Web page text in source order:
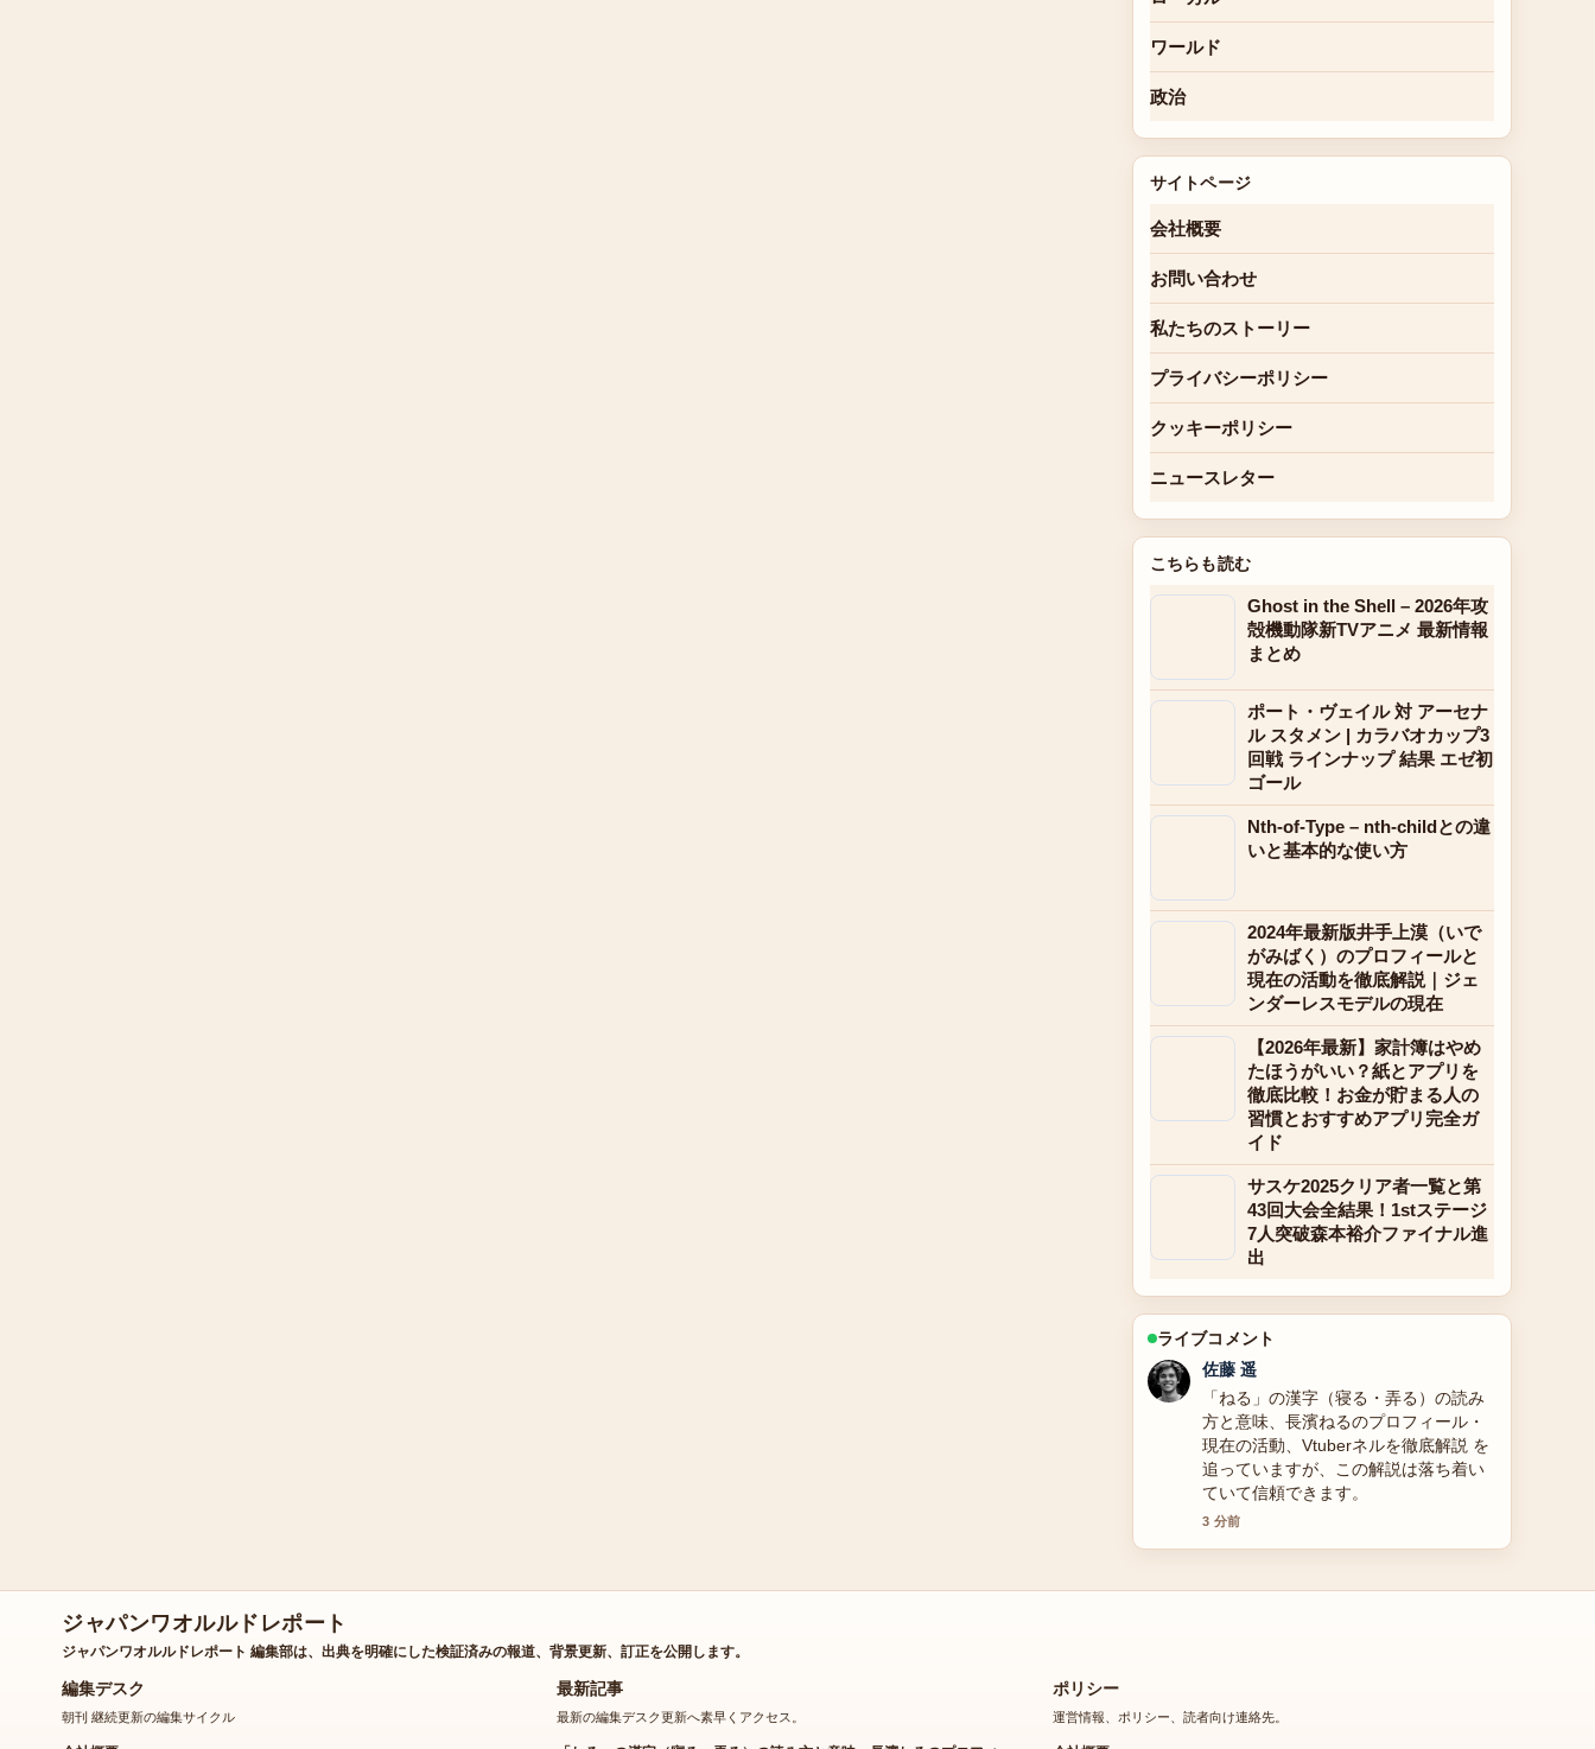
ワールド
政治
サイトページ
会社概要
お問い合わせ
私たちのストーリー
プライバシーポリシー
クッキーポリシー
ニュースレター
こちらも読む
Ghost in the Shell – 2026年攻
殻機動隊新TVアニメ 最新情報
まとめ
ポート・ヴェイル 対 アーセナ
ル スタメン | カラバオカップ3
回戦 ラインナップ 結果 エゼ初
ゴール
Nth-of-Type – nth-childとの違
いと基本的な使い方
2024年最新版井手上漠（いで
がみばく）のプロフィールと
現在の活動を徹底解説｜ジェ
ンダーレスモデルの現在
【2026年最新】家計簿はやめ
たほうがいい？紙とアプリを
徹底比較！お金が貯まる人の
習慣とおすすめアプリ完全ガ
イド
サスケ2025クリア者一覧と第
43回大会全結果！1stステージ
7人突破森本裕介ファイナル進
出
ライブコメント
伊藤 芽衣
前田愛のプロフィールと結婚・家族情
報まとめ の背景説明が助かります。ラ
イブ更新を続けてください。
5 分前
ジャパンワオルルドレポート
ジャパンワオルルドレポート 編集部は、出典を明確にした検証済みの報道、背景更新、訂正を公開します。
編集デスク
朝刊 継続更新の編集サイクル
会社概要
最新記事
最新の編集デスク更新へ素早くアクセス。
「ねる」の漢字（寝る・弄る）の読み方と意味、長濱ねるのプロフィー
運営情報、ポリシー、読者向け連絡先。
会社概要